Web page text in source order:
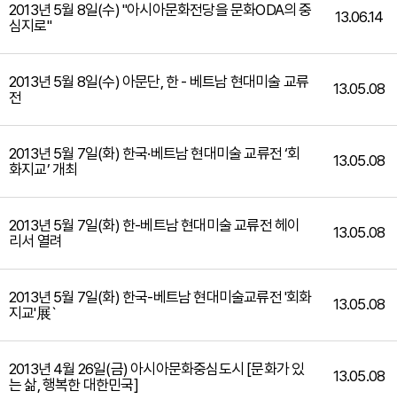
2013년 5월 8일(수) "아시아문화전당을 문화ODA의 중
심지로"
13.06.14
2013년 5월 8일(수) 아문단, 한 - 베트남 현대미술 교류
전
13.05.08
2013년 5월 7일(화) 한국·베트남 현대미술 교류전 ‘회
화지교’ 개최
13.05.08
2013년 5월 7일(화) 한-베트남 현대미술 교류전 헤이
리서 열려
13.05.08
2013년 5월 7일(화) 한국-베트남 현대미술교류전 '회화
지교'展`
13.05.08
2013년 4월 26일(금) 아시아문화중심도시 [문화가 있
는 삶, 행복한 대한민국]
13.05.08